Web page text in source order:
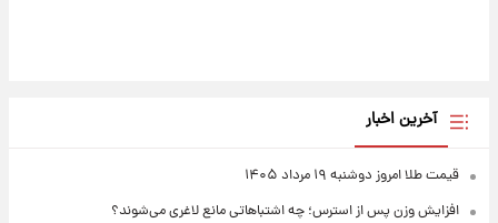
آخرین اخبار
قیمت طلا امروز دوشنبه ۱۹ مرداد ۱۴۰۵
افزایش وزن پس از استرس؛ چه اشتباهاتی مانع لاغری می‌شوند؟